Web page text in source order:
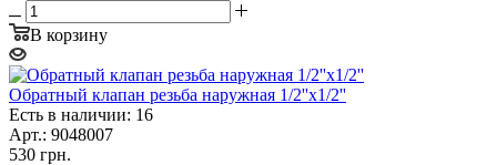
В корзину
Обратный клапан резьба наружная 1/2''x1/2''
Есть в наличии: 16
Арт.: 9048007
530 грн.